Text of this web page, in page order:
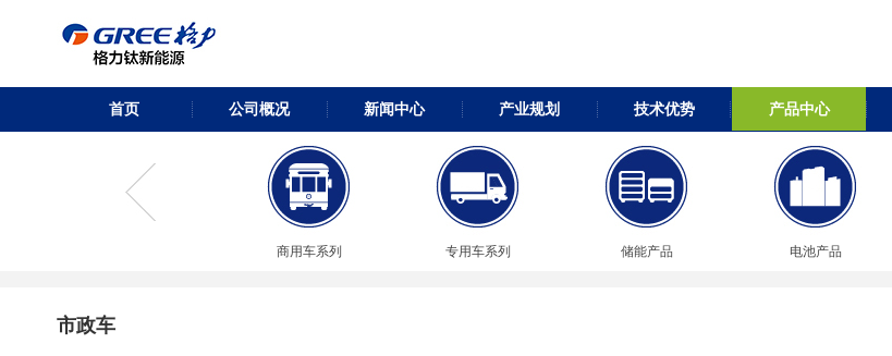
首页 公司概况 新闻中心 产业规划 技术优势 产品中心
商用车系列 专用车系列 储能产品 电池产品
市政车